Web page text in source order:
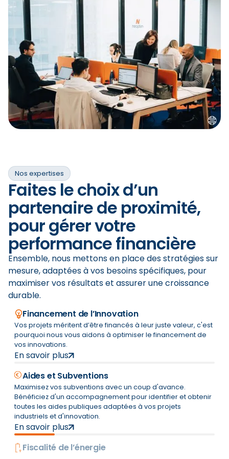
Nos expertises
Faites le choix d’un
partenaire de proximité,
pour gérer votre
performance financière
Ensemble, nous mettons en place des stratégies sur
mesure, adaptées à vos besoins spécifiques, pour
maximiser vos résultats et assurer une croissance
durable.
Financement de l’Innovation
Vos projets méritent d’être financés à leur juste valeur, c'est
pourquoi nous vous aidons à optimiser le financement de
vos innovations.
En savoir plus
Aides et Subventions
Maximisez vos subventions avec un coup d'avance.
Bénéficiez d'un accompagnement pour identifier et obtenir
toutes les aides publiques adaptées à vos projets
industriels et d'innovation.
En savoir plus
Fiscalité de l’énergie